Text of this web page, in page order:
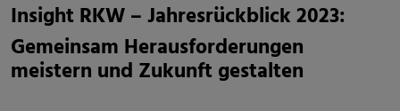
Insight RKW – Jahresrückblick 2023:
Gemeinsam Herausforderungen
meistern und Zukunft gestalten